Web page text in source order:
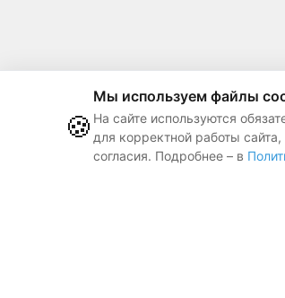
🍪
Мы используем файлы
На сайте используются
для корректной работы
согласия. Подробнее – в